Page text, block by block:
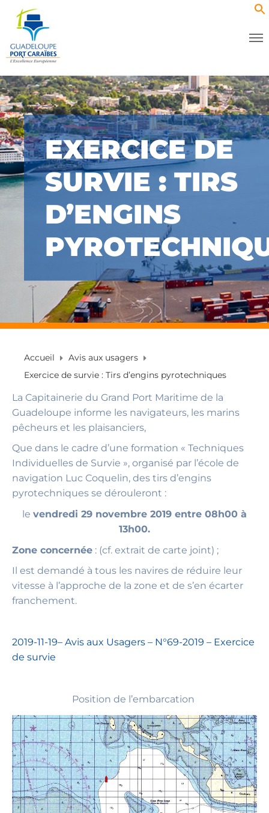
EXERCICE DE
SURVIE : TIRS
D’ENGINS
Accueil
Avis aux usagers
Exercice de survie : Tirs d’engins pyrotechniques
La Capitainerie du Grand Port Maritime de la
Guadeloupe informe les navigateurs, les marins
pêcheurs et les plaisanciers,
Que dans le cadre d’une formation « Techniques
Individuelles de Survie », organisé par l’école de
navigation Luc Coquelin, des tirs d’engins
pyrotechniques se dérouleront :
le vendredi 29 novembre 2019 entre 08h00 à
13h00.
Zone concernée : (cf. extrait de carte joint) ;
Il est demandé à tous les navires de réduire leur
vitesse à l’approche de la zone et de s’en écarter
franchement.
2019-11-19– Avis aux Usagers – N°69-2019 – Exercice
de survie
Position de l’embarcation